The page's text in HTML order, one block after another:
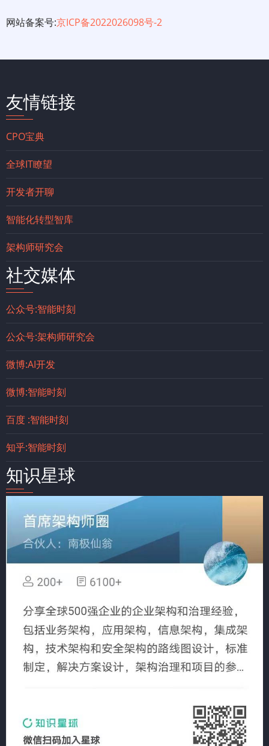
网站备案号:京ICP备2022026098号-2
友情链接
CPO宝典
全球IT瞭望
开发者开聊
智能化转型智库
架构师研究会
社交媒体
公众号:智能时刻
公众号:架构师研究会
微博:AI开发
微博:智能时刻
百度 :智能时刻
知乎:智能时刻
知识星球